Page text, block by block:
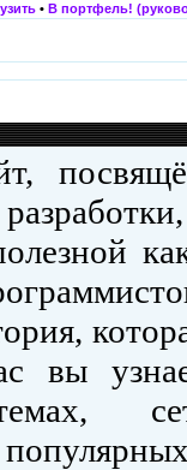
• В портфель!
вы